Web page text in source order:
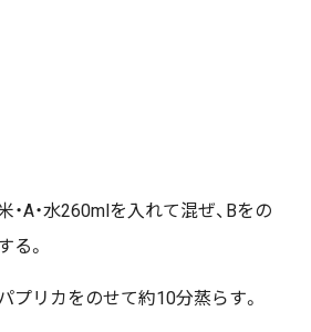
A・水260mlを入れて混ぜ、Bをの
る。
プリカをのせて約10分蒸らす。